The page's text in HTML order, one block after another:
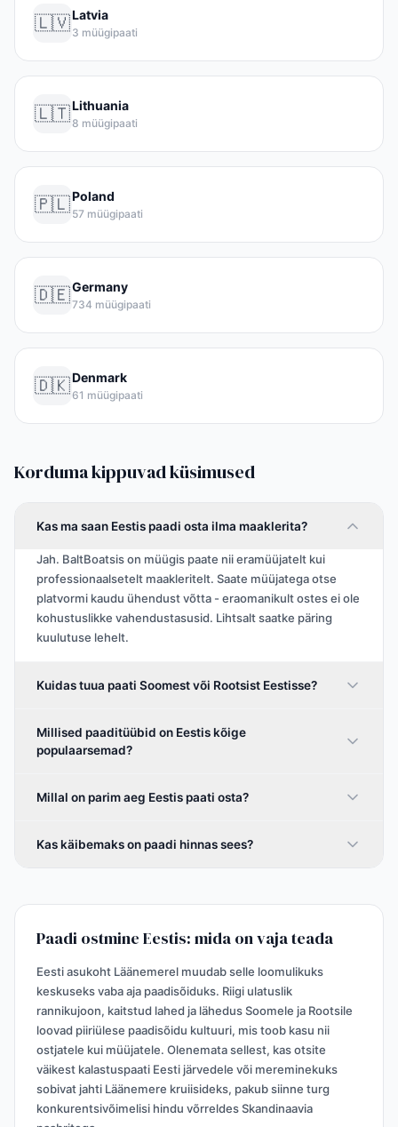
🇱🇻Latvia
3 müügipaati
🇱🇹Lithuania
8 müügipaati
🇵🇱Poland
57 müügipaati
🇩🇪Germany
734 müügipaati
🇩🇰Denmark
61 müügipaati
Korduma kippuvad küsimused
Kas ma saan Eestis paadi osta ilma maaklerita?
Jah. BaltBoatsis on müügis paate nii eramüüjatelt kui
professionaalsetelt maakleritelt. Saate müüjatega otse
platvormi kaudu ühendust võtta - eraomanikult ostes ei ole
kohustuslikke vahendustasusid. Lihtsalt saatke päring
kuulutuse lehelt.
Kuidas tuua paati Soomest või Rootsist Eestisse?
Millised paaditüübid on Eestis kõige
populaarsemad?
Millal on parim aeg Eestis paati osta?
Kas käibemaks on paadi hinnas sees?
Paadi ostmine Eestis: mida on vaja teada
Eesti asukoht Läänemerel muudab selle loomulikuks
keskuseks vaba aja paadisõiduks. Riigi ulatuslik
rannikujoon, kaitstud lahed ja lähedus Soomele ja Rootsile
loovad piiriülese paadisõidu kultuuri, mis toob kasu nii
ostjatele kui müüjatele. Olenemata sellest, kas otsite
väikest kalastuspaati Eesti järvedele või mereminekuks
sobivat jahti Läänemere kruiisideks, pakub siinne turg
konkurentsivõimelisi hindu võrreldes Skandinaavia